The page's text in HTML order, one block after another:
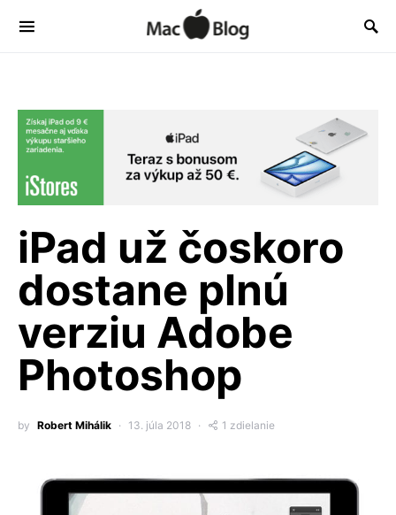
iPad už čoskoro
dostane plnú
verziu Adobe
Photoshop
by Robert Mihálik 13. júla 2018 1 zdielanie